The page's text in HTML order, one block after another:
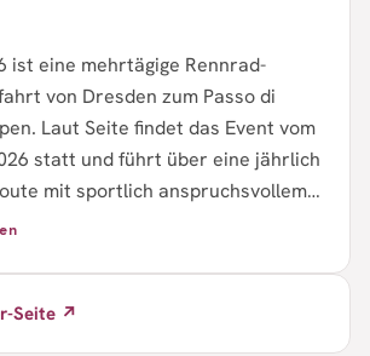
ist eine mehrtägige Rennrad-
von Dresden zum Passo di
Laut Seite findet das Event vom
statt und führt über eine jährlich
mit sportlich anspruchsvollem
werden für 2026 778
sich an gut vorbereitete,
die Anmeldung ist
Seite ↗